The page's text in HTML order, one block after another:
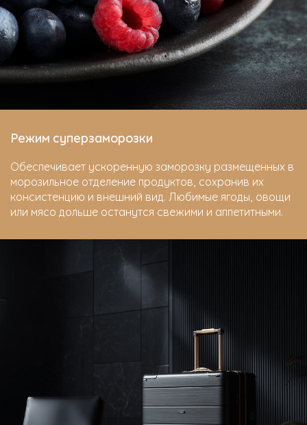
Режим суперзаморозки
Обеспечивает ускоренную заморозку размещенных в
морозильное отделение продуктов, сохранив их
консистенцию и внешний вид. Любимые ягоды, овощи
или мясо дольше останутся свежими и аппетитными.